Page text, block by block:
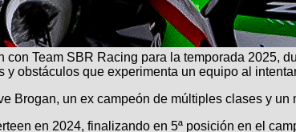
Team SBR Racing para la temporada 2025,
obstáculos que experimenta un equipo al
Brogan, un ex campeón de múltiples clases y
en 2024, finalizando en 5ª posición en el